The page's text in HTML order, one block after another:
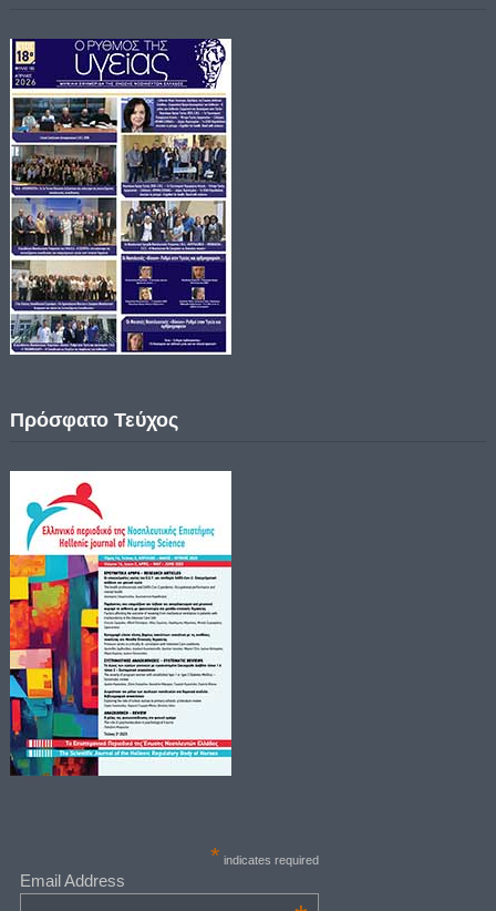
Πρόσφατο Τεύχος
* indicates required
Email Address